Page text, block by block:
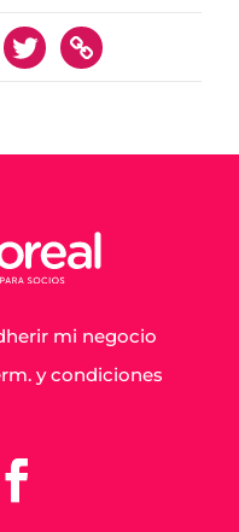
mi negocio
y condiciones